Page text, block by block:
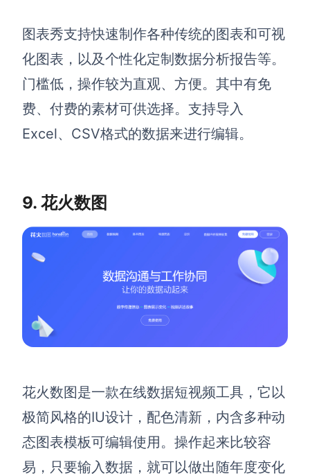
图表秀支持快速制作各种传统的图表和可视
化图表，以及个性化定制数据分析报告等。
门槛低，操作较为直观、方便。其中有免
费、付费的素材可供选择。支持导入
Excel、CSV格式的数据来进行编辑。
9. 花火数图
花火数图是一款在线数据短视频工具，它以
极简风格的IU设计，配色清新，内含多种动
态图表模板可编辑使用。操作起来比较容
易，只要输入数据，就可以做出随年度变化